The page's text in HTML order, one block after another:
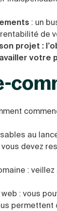
: un
de
projet :
votre
au
devez
:
: vous
permettent